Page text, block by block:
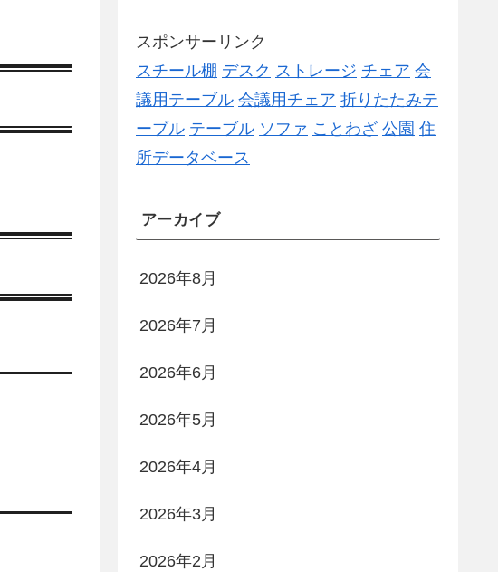
スポンサーリンク
スチール棚 デスク ストレージ チェア 会
議用テーブル 会議用チェア 折りたたみテ
ーブル テーブル ソファ ことわざ 公園 住
所データベース
アーカイブ
2026年8月
2026年7月
2026年6月
2026年5月
2026年4月
2026年3月
2026年2月